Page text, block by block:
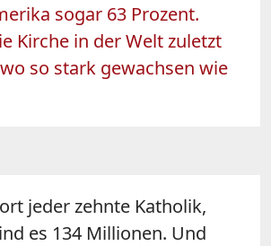
sogar 63 Prozent.
Kirche in der Welt zuletzt
so stark gewachsen wie
jeder zehnte Katholik,
es 134 Millionen. Und